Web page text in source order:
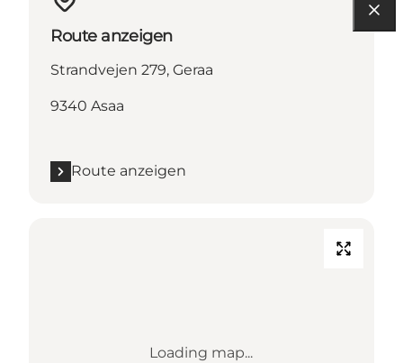
Route anzeigen
Strandvejen 279, Geraa
9340 Asaa
Route anzeigen
Loading map...